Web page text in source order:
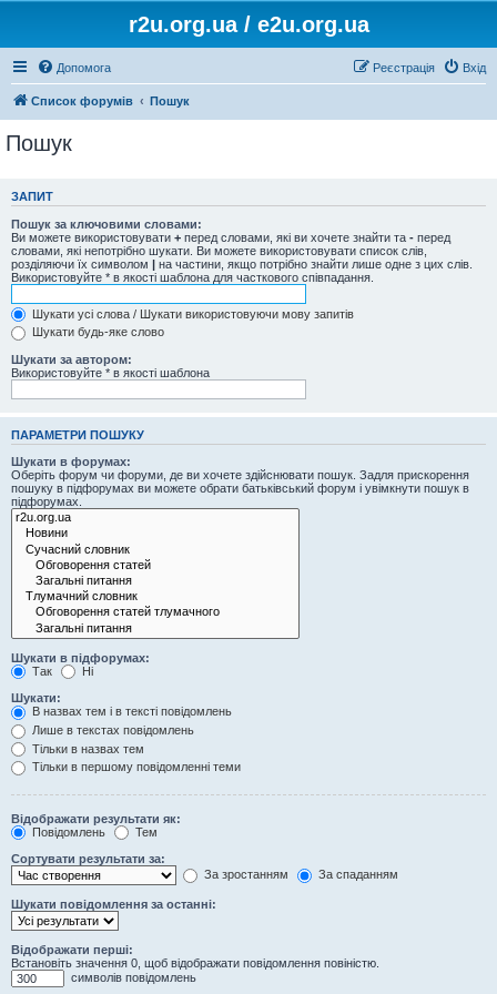
r2u.org.ua / e2u.org.ua
Допомога Вхід
Реєстрація
Список форумів Пошук
Пошук
ЗАПИТ
Пошук за ключовими словами:
Ви можете використовувати + перед словами, які ви хочете знайти та - перед
словами, які непотрібно шукати. Ви можете використовувати список слів,
розділяючи їх символом | на частини, якщо потрібно знайти лише одне з цих слів.
Використовуйте * в якості шаблона для часткового співпадання.
Шукати усі слова / Шукати використовуючи мову запитів
Шукати будь-яке слово
Шукати за автором:
Використовуйте * в якості шаблона
ПАРАМЕТРИ ПОШУКУ
Шукати в форумах:
Оберіть форум чи форуми, де ви хочете здійснювати пошук. Задля прискорення
пошуку в підфорумах ви можете обрати батьківський форум і увімкнути пошук в
підфорумах.
Шукати в підфорумах:
Так
Ні
Шукати:
В назвах тем і в тексті повідомлень
Лише в текстах повідомлень
Тільки в назвах тем
Тільки в першому повідомленні теми
Відображати результати як:
Повідомлень
Тем
Сортувати результати за:
За зростанням
За спаданням
Шукати повідомлення за останні:
Відображати перші:
Встановіть значення 0, щоб відображати повідомлення повіністю.
символів повідомлень